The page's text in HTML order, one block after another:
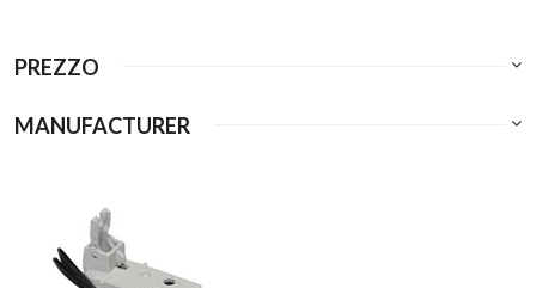
PREZZO
MANUFACTURER